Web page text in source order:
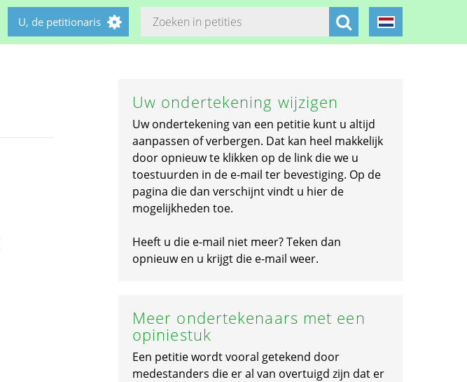
U, de petitionaris
Uw ondertekening wijzigen
Uw ondertekening van een petitie kunt u altijd
aanpassen of verbergen. Dat kan heel makkelijk
door opnieuw te klikken op de link die we u
toestuurden in de e-mail ter bevestiging. Op de
pagina die dan verschijnt vindt u hier de
mogelijkheden toe.
Heeft u die e-mail niet meer? Teken dan
opnieuw en u krijgt die e-mail weer.
Meer ondertekenaars met een
opiniestuk
Een petitie wordt vooral getekend door
medestanders die er al van overtuigd zijn dat er